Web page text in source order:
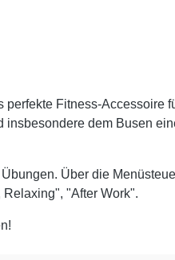
Fitness-Accessoire
insbesondere dem Busen
Über die
"After Work".